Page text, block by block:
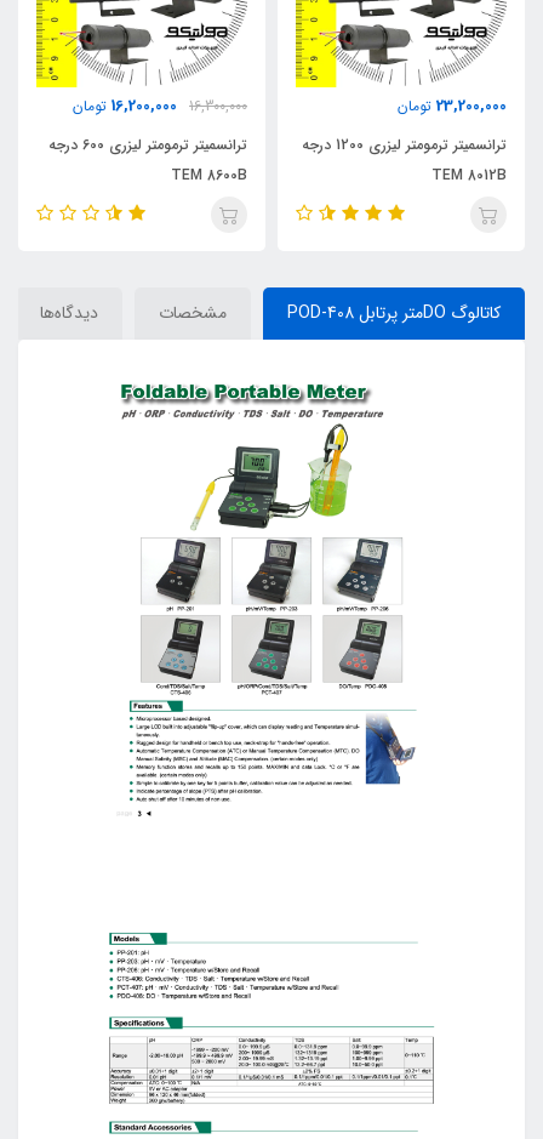
23,200,000 تومان
ترانسمیتر ترمومتر لیزری 1200 درجه
TEM 8012B
16,300,000
16,200,000 تومان
ترانسمیتر ترمومتر لیزری 600 درجه
TEM 8600B
کاتالوگ DOمتر پرتابل POD-408 مشخصات دیدگاه‌ها